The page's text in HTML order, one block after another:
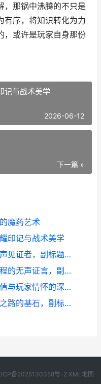
，那锅中沸腾的不只是
有序，将知识转化为力
，或许是玩家自身那份
记与战术美学
2026-06-12
下一篇 »
魔药艺术
印记与战术美学
王者赛季皮肤，荣耀之路的无声见证者，副标题，时光铭刻于方寸之间
**荣耀王者段位截图，一段旅程的无声证言，副标题，屏幕背后的汗水与荣光**
王者凤凰于飞多少钱：皮肤价值与玩家情怀的深度解析
王者荣耀怎么补兵，通往大神之路的基石，副标题，小兵经济里隐藏的制胜哲学
ICP备2025130358号-2 XML地图